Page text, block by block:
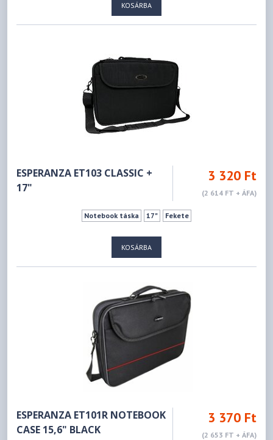
KOSÁRBA
ESPERANZA ET103 CLASSIC +
17"
3 320 Ft
(2 614 FT + ÁFA)
Notebook táska 17" Fekete
KOSÁRBA
ESPERANZA ET101R NOTEBOOK
CASE 15,6" BLACK
3 370 Ft
(2 653 FT + ÁFA)